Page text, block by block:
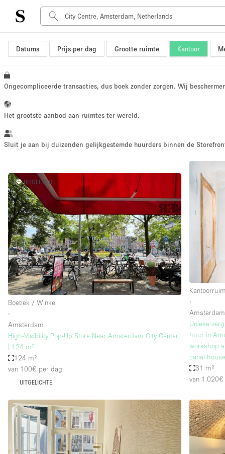
Datums Prijs per dag Grootte ruimte Kantoor
Type ruimte Advertentieruimte
Boot
Kantoorruimte
Kraampje / Marktkraam
Overige
Salon
Vergaderruimte
Winkel delen
Audio- en videoapparatuur
Elektriciteit
Grote entree
Ongecompliceerde transacties, dus boek zonder zorgen. Wij
Het grootste aanbod aan ruimtes ter wereld.
Sluit je aan bij duizenden gelijkgestemde huurders binnen de
UITGELICHTE
Boetiek / Winkel
∙
Amsterdam
High-Visibility Pop-Up Store Near Amsterdam City Center
| 124 m²
124 m²
van 100€ per dag
UITGELICHTE
∙
Amsterdam
Unieke
huur in
workshop
canal
31 m²
van 1.020€